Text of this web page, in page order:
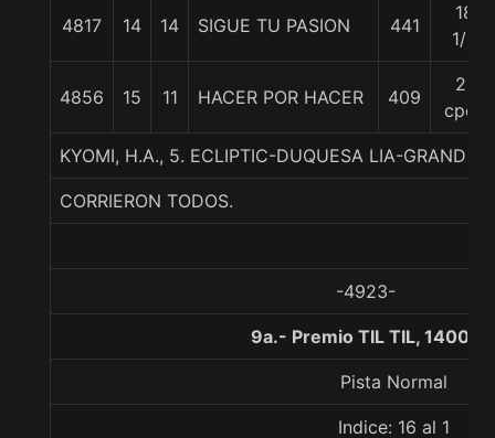
4817 14 14 SIGUE TU PASION 441
18
1/2
4856 15 11 HACER POR HACER 409
21
cpos
KYOMI, H.A., 5. ECLIPTIC-DUQUESA LIA-GRAND
CORRIERON TODOS.
-4923-
9a.- Premio TIL TIL, 1400
Pista Normal
Indice: 16 al 1